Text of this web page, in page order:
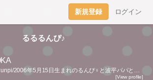
新規登録 ログイン
るるるんぴ♪
るんぴ/Runpi/2006年5月15日生まれのるんぴ♀と波平パパと過ごすのんびり日記2021年12月11日るんぴお空組🌈15年7ヶ月ありがとー！
[View profile]